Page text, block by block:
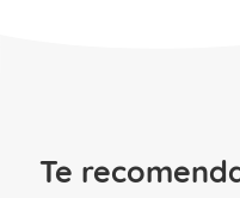
Te